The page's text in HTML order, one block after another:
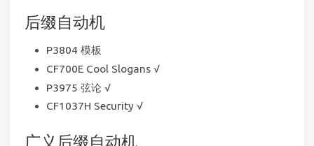
后缀自动机
P3804 模板
CF700E Cool Slogans √
P3975 弦论 √
CF1037H Security √
广义后缀自动机